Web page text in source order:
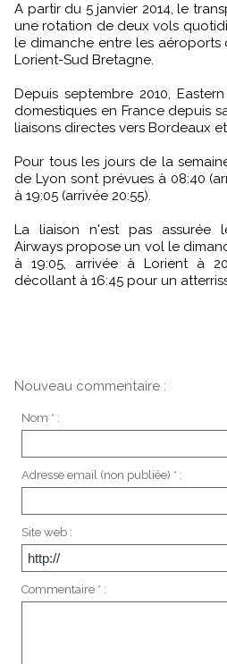
A partir du 5 janvier 2014, le
une rotation de deux vols
le dimanche entre les aéroports
Lorient-Sud Bretagne.
Depuis septembre 2010,
domestiques en France depuis
liaisons directes vers Bordeaux
Pour tous les jours de la
de Lyon sont prévues à 08:40
à 19:05 (arrivée 20:55).
La liaison n'est pas assurée
Airways propose un vol le
à 19:05, arrivée à Lorient à
décollant à 16:45 pour un
Nouveau commentaire :
Nom * :
Adresse email (non publiée) * :
Site web :
Commentaire * :